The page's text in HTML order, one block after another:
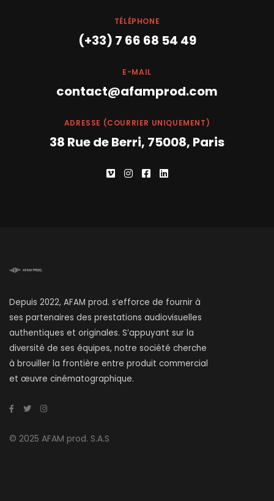
TÉLÉPHONE
(+33) 7 66 68 54 49
E-MAIL
contact@afamprod.com
ADRESSE (COURRIER UNIQUEMENT)
38 Rue de Berri, 75008, Paris
Depuis 2022, AFAM prod. s’efforce de fournir à
ses partenaires des prestations audiovisuelles
authentiques et originales. S’appuyant sur la
diversité de ses équipes, notre société cherche
à brouiller la frontière entre produit commercial
et œuvre cinématographique.
© 2025 AFAM prod. S.A.S